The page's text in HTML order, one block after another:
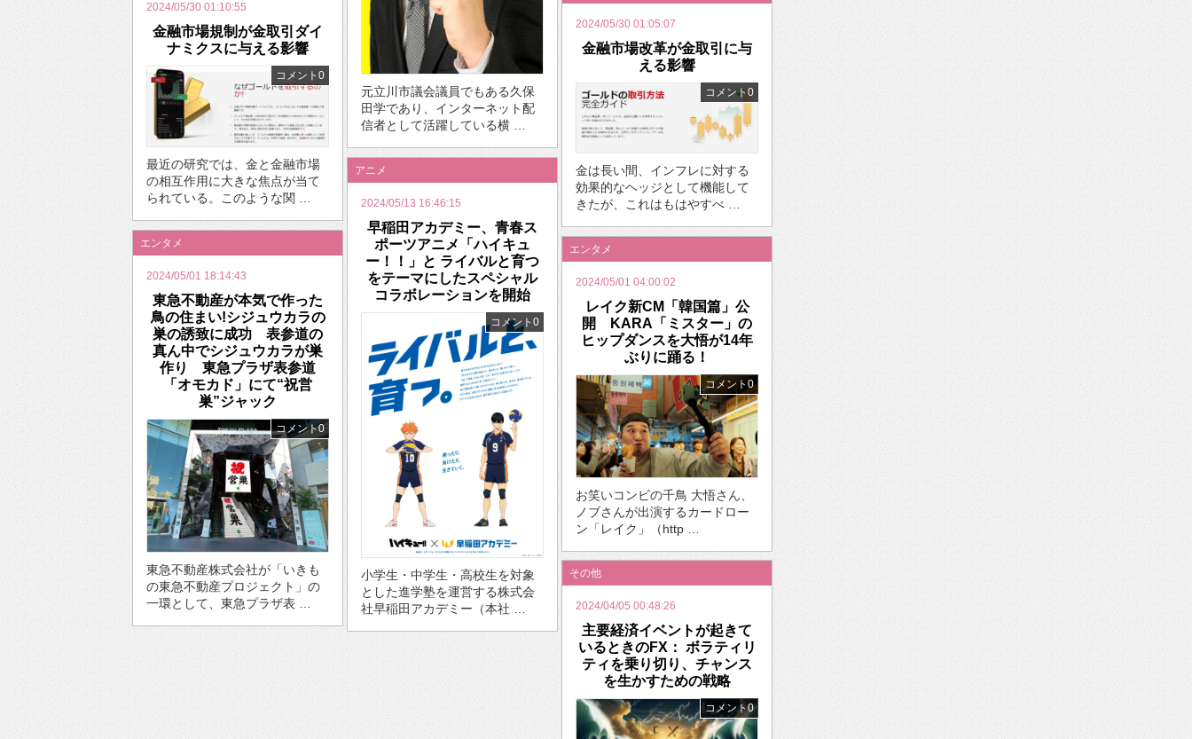
元立川市議会議員でもある久保
田学であり、インターネット配
信者として活躍している横 …
2024/05/30 01:10:55
金融市場規制が金取引ダイ
ナミクスに与える影響
コメント0
最近の研究では、金と金融市場
の相互作用に大きな焦点が当て
られている。このような関 …
2024/05/30 01:05:07
金融市場改革が金取引に与
える影響
コメント0
金は長い間、インフレに対する
効果的なヘッジとして機能して
きたが、これはもはやすべ …
アニメ
2024/05/13 16:46:15
早稲田アカデミー、青春ス
ポーツアニメ「ハイキュ
ー！！」と ライバルと育つ
をテーマにしたスペシャル
コラボレーションを開始
コメント0
小学生・中学生・高校生を対象
とした進学塾を運営する株式会
社早稲田アカデミー（本社 …
エンタメ
2024/05/01 18:14:43
東急不動産が本気で作った
鳥の住まい!シジュウカラの
巣の誘致に成功 表参道の
真ん中でシジュウカラが巣
作り 東急プラザ表参道
「オモカド」にて“祝営
巣”ジャック
コメント0
東急不動産株式会社が「いきも
の東急不動産プロジェクト」の
一環として、東急プラザ表 …
エンタメ
2024/05/01 04:00:02
レイク新CM「韓国篇」公
開 KARA「ミスター」の
ヒップダンスを大悟が14年
ぶりに踊る！
コメント0
お笑いコンビの千鳥 大悟さん、
ノブさんが出演するカードロー
ン「レイク」（http …
その他
2024/04/05 00:48:26
主要経済イベントが起きて
いるときのFX： ボラティリ
ティを乗り切り、チャンス
を生かすための戦略
コメント0